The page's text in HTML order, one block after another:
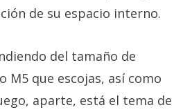
de su espacio interno.
del tamaño de
M5 que escojas, así como
aparte, está el tema de